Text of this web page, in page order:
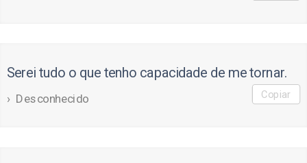
Serei tudo o que tenho capacidade de me tornar.
Desconhecido Copiar